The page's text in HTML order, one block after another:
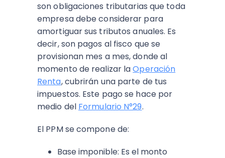
son obligaciones tributarias que toda
empresa debe considerar para
amortiguar sus tributos anuales. Es
decir, son pagos al fisco que se
provisionan mes a mes, donde al
momento de realizar laOperación
Renta, cubrirán una parte de tus
impuestos. Este pago se hace por
medio del Formulario N°29.
El PPM se compone de:
Base imponible: Es el monto